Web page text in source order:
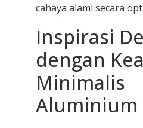
cahaya alami secara
Inspirasi
dengan
Minimalis
Aluminium